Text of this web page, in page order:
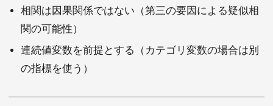
相関は因果関係ではない（第三の要因による疑似相
関の可能性）
連続値変数を前提とする（カテゴリ変数の場合は別
の指標を使う）